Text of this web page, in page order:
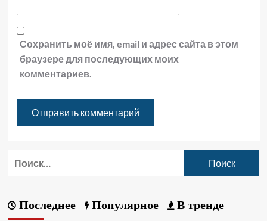
Сохранить моё имя, email и адрес сайта в этом
браузере для последующих моих
комментариев.
Последнее Популярное В тренде